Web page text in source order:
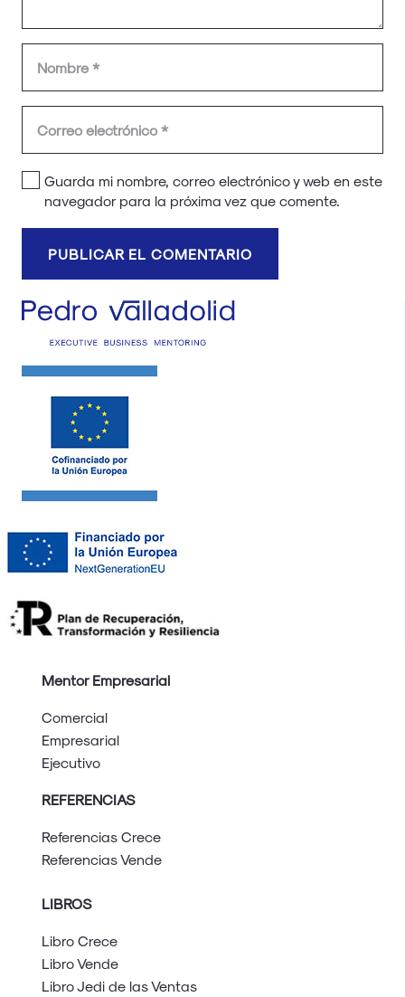
Guarda mi nombre, correo electrónico y web en este
navegador para la próxima vez que comente.
PUBLICAR EL COMENTARIO
Mentor Empresarial
Comercial
Empresarial
Ejecutivo
REFERENCIAS
Referencias Crece
Referencias Vende
LIBROS
Libro Crece
Libro Vende
Libro Jedi de las Ventas